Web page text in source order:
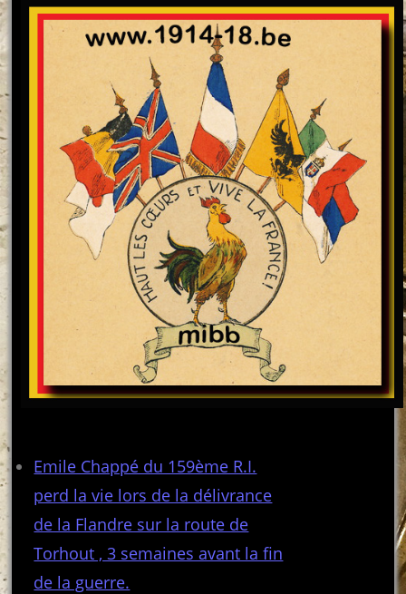
Emile Chappé du 159ème R.I.
perd la vie lors de la délivrance
de la Flandre sur la route de
Torhout , 3 semaines avant la fin
de la guerre.